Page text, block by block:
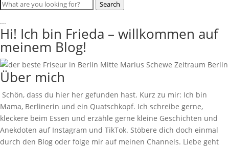
Search
...
Hi! Ich bin Frieda – willkommen auf
meinem Blog!
Über mich
Schön, dass du hier her gefunden hast. Kurz zu mir: Ich bin
Mama, Berlinerin und ein Quatschkopf. Ich schreibe gerne,
kleckere beim Essen und erzähle gerne kleine Geschichten und
Anekdoten auf Instagram und TikTok. Stöbere dich doch einmal
durch den Blog oder folge mir auf meinen Channels. Liebe geht